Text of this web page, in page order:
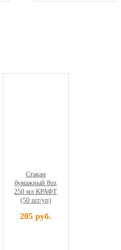
Стакан
бумажный 8oz
250 мл КРАФТ
(50 шт/уп)
205 руб.